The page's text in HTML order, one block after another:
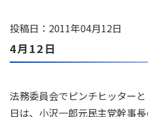
投稿日：2011年04月12日
4月12日
法務委員会でピンチヒッター
日は、小沢一郎元民主党幹事